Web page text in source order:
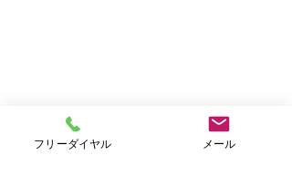
フリーダイヤル メール